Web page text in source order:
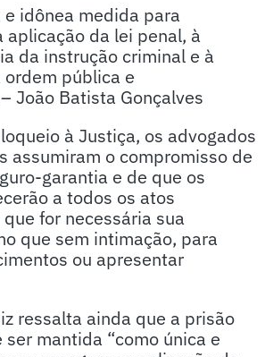
e idônea medida para
aplicação da lei penal, à
da instrução criminal e à
pública e
João Batista Gonçalves
à Justiça, os advogados
assumiram o compromisso de
garantia e de que os
a todos os atos
for necessária sua
que sem intimação, para
ou apresentar
ressalta ainda que a prisão
mantida “como única e